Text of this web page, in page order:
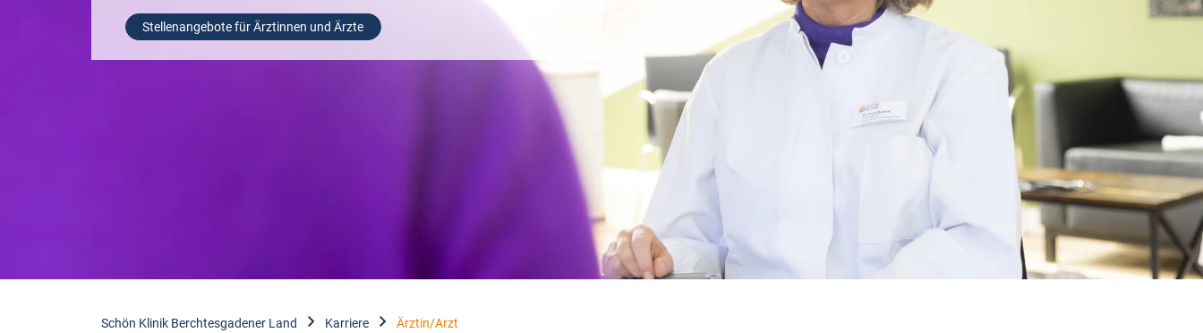
Stellenangebote für Ärztinnen und Ärzte
Schön Klinik Berchtesgadener Land Karriere Ärztin/Arzt